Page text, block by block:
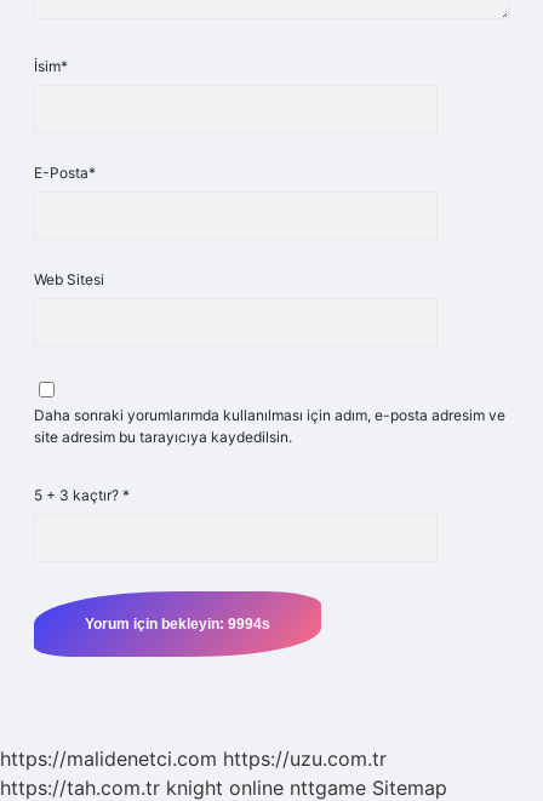
İsim*
E-Posta*
Web Sitesi
Daha sonraki yorumlarımda kullanılması için adım, e-posta adresim ve
site adresim bu tarayıcıya kaydedilsin.
5 + 3 kaçtır? *
https://malidenetci.com https://uzu.com.tr
https://tah.com.tr knight online nttgame Sitemap